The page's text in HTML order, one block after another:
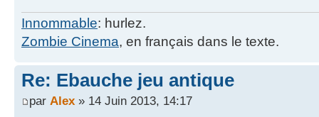
Innommable: hurlez.
Zombie Cinema, en français dans le texte.
Re: Ebauche jeu antique
par Alex » 14 Juin 2013, 14:17